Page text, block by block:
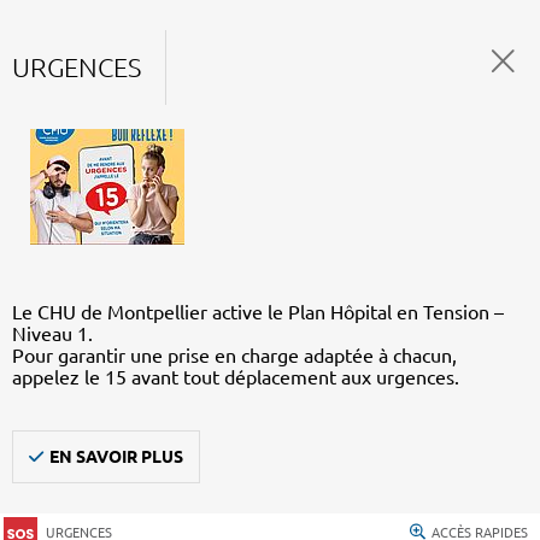
URGENCES
Le CHU de Montpellier active le Plan Hôpital en Tension –
Niveau 1.
Pour garantir une prise en charge adaptée à chacun,
appelez le 15 avant tout déplacement aux urgences.
EN SAVOIR PLUS
URGENCES ACCÈS RAPIDES